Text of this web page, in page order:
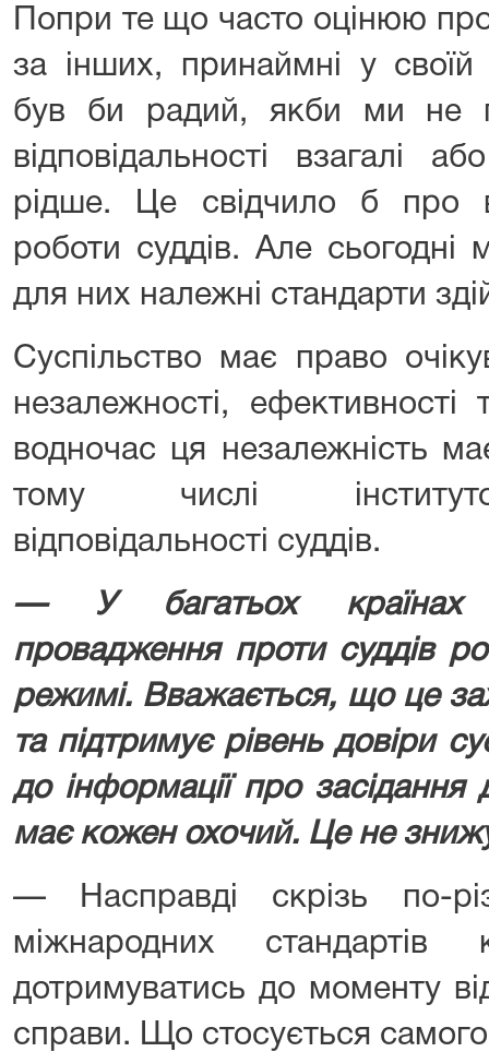
Попри те що часто оцінюю
за інших, принаймні у своїй
був би радий, якби ми не
відповідальності взагалі
рідше. Це свідчило б про
роботи суддів. Але сьогодні
для них належні стандарти
Суспільство має право
незалежності, ефективності
водночас ця незалежність
тому числі
відповідальності суддів.
— У багатьох країнах
провадження проти суддів
режимі. Вважається, що це
та підтримує рівень довіри
до інформації про засідання
має кожен охочий. Це не
— Насправді скрізь по-
міжнародних стандартів
дотримуватись до моменту
справи. Що стосується самого